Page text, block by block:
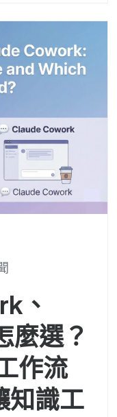
、
麼選？
作流
知識工